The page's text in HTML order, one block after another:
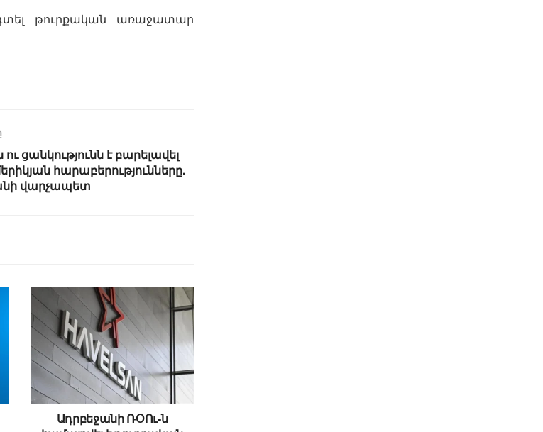
թուրքական առաջատար
ցանկությունն է բարելավել
հարաբերությունները.
վարչապետ
Ադրբեջանի ՌՕՈւ-ն